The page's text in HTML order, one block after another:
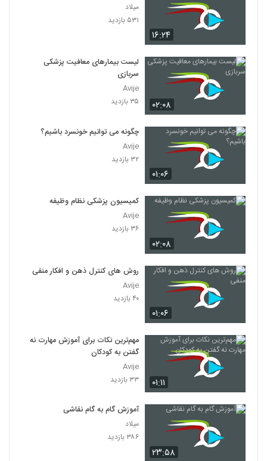
۱۶:۲۴
میلاد
۵۳۱ بازدید
۰۲:۰۸
لیست بیمارهای معافیت پزشکی
سربازی
Avije
۳۵ بازدید
۰۱:۰۶
چگونه می توانیم خونسرد باشیم؟
Avije
۳۲ بازدید
۰۲:۰۸
کمیسیون پزشکی نظام وظیفه
Avije
۳۶ بازدید
۰۱:۰۶
روش های کنترل ذهن و افکار منفی
Avije
۴۰ بازدید
۰۱:۱۱
مهم‌ترین نکات برای آموزش مهارت نه
گفتن به کودکان
Avije
۳۳ بازدید
۲۳:۵۸
آموزش گام به گام نقاشی
میلاد
۳۸۶ بازدید